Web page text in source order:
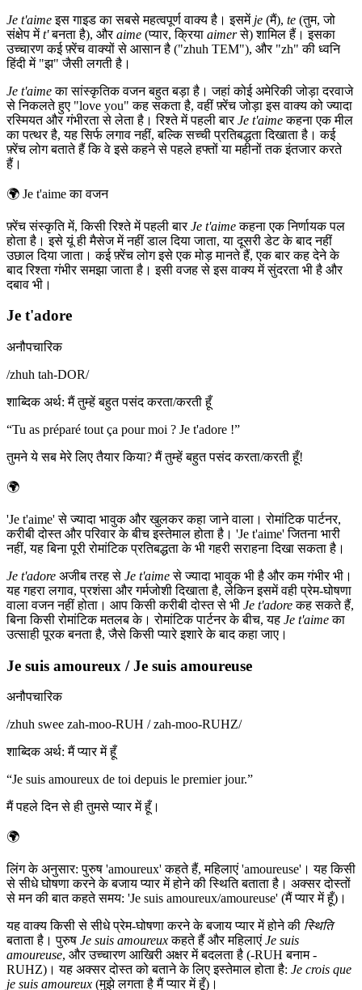
Je t'aimeइस गाइड का सबसे महत्वपूर्ण वाक्य है। इसमें je (मैं), te (तुम, जो
संक्षेप मेंt'बनता है), औरaime (प्यार, क्रिया aimerसे) शामिल हैं। इसका
उच्चारण कई फ़्रेंच वाक्यों से आसान है ("zhuh TEM"), और "zh" की ध्वनि
हिंदी में "झ" जैसी लगती है।
Je t'aimeका सांस्कृतिक वजन बहुत बड़ा है। जहां कोई अमेरिकी जोड़ा दरवाजे
से निकलते हुए "love you" कह सकता है, वहीं फ़्रेंच जोड़ा इस वाक्य को ज्यादा
रस्मियत और गंभीरता से लेता है। रिश्ते में पहली बारJe t'aimeकहना एक मील
का पत्थर है, यह सिर्फ लगाव नहीं, बल्कि सच्ची प्रतिबद्धता दिखाता है। कई
फ़्रेंच लोग बताते हैं कि वे इसे कहने से पहले हफ्तों या महीनों तक इंतजार करते
हैं।
🌍 Je t'aime का वजन
फ़्रेंच संस्कृति में, किसी रिश्ते में पहली बारJe t'aimeकहना एक निर्णायक पल
होता है। इसे यूं ही मैसेज में नहीं डाल दिया जाता, या दूसरी डेट के बाद नहीं
उछाल दिया जाता। कई फ़्रेंच लोग इसे एक मोड़ मानते हैं, एक बार कह देने के
बाद रिश्ता गंभीर समझा जाता है। इसी वजह से इस वाक्य में सुंदरता भी है और
दबाव भी।
Je t'adore
अनौपचारिक
/zhuh tah-DOR/
शाब्दिक अर्थ: मैं तुम्हें बहुत पसंद करता/करती हूँ
“Tu as préparé tout ça pour moi ? Je t'adore !”
तुमने ये सब मेरे लिए तैयार किया? मैं तुम्हें बहुत पसंद करता/करती हूँ!
🌍
'Je t'aime' से ज्यादा भावुक और खुलकर कहा जाने वाला। रोमांटिक पार्टनर,
करीबी दोस्त और परिवार के बीच इस्तेमाल होता है। 'Je t'aime' जितना भारी
नहीं, यह बिना पूरी रोमांटिक प्रतिबद्धता के भी गहरी सराहना दिखा सकता है।
Je t'adore अजीब तरह से Je t'aimeसे ज्यादा भावुक भी है और कम गंभीर भी।
यह गहरा लगाव, प्रशंसा और गर्मजोशी दिखाता है, लेकिन इसमें वही प्रेम-घोषणा
वाला वजन नहीं होता। आप किसी करीबी दोस्त से भी Je t'adoreकह सकते हैं,
बिना किसी रोमांटिक मतलब के। रोमांटिक पार्टनर के बीच, यह Je t'aimeका
उत्साही पूरक बनता है, जैसे किसी प्यारे इशारे के बाद कहा जाए।
Je suis amoureux / Je suis amoureuse
अनौपचारिक
/zhuh swee zah-moo-RUH / zah-moo-RUHZ/
शाब्दिक अर्थ: मैं प्यार में हूँ
“Je suis amoureux de toi depuis le premier jour.”
मैं पहले दिन से ही तुमसे प्यार में हूँ।
🌍
लिंग के अनुसार: पुरुष 'amoureux' कहते हैं, महिलाएं 'amoureuse'। यह किसी
से सीधे घोषणा करने के बजाय प्यार में होने की स्थिति बताता है। अक्सर दोस्तों
से मन की बात कहते समय: 'Je suis amoureux/amoureuse' (मैं प्यार में हूँ)।
यह वाक्य किसी से सीधे प्रेम-घोषणा करने के बजाय प्यार में होने की स्थिति
बताता है। पुरुष Je suis amoureuxकहते हैं और महिलाएं Je suis
amoureuse, और उच्चारण आखिरी अक्षर में बदलता है (-RUH बनाम -
RUHZ)। यह अक्सर दोस्त को बताने के लिए इस्तेमाल होता है: Je crois que
je suis amoureux (मुझे लगता है मैं प्यार में हूँ)।